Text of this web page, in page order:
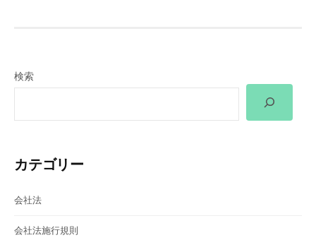
シ
ョ
検索
カテゴリー
会社法
会社法施行規則